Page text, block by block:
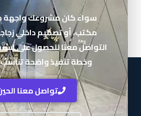
سواء كان مشروعك واجهة
مكتب، أو تصميم داخلي
التواصل معنا للحصول على
وخطة تنفيذ واضحة
تواصل معنا